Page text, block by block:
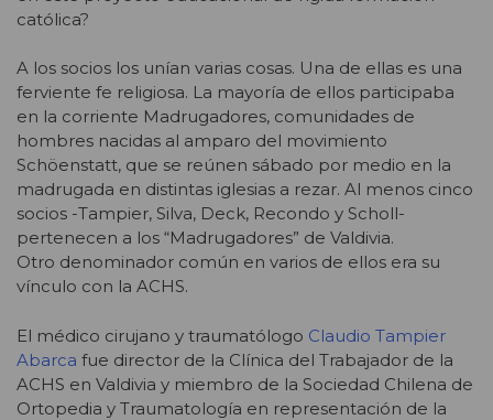
católica?
A los socios los unían varias cosas. Una de ellas es una
ferviente fe religiosa. La mayoría de ellos participaba
en la corriente Madrugadores, comunidades de
hombres nacidas al amparo del movimiento
Schöenstatt, que se reúnen sábado por medio en la
madrugada en distintas iglesias a rezar. Al menos cinco
socios -Tampier, Silva, Deck, Recondo y Scholl-
pertenecen a los “Madrugadores” de Valdivia.
Otro denominador común en varios de ellos era su
vínculo con la ACHS.
El médico cirujano y traumatólogo Claudio Tampier
Abarca fue director de la Clínica del Trabajador de la
ACHS en Valdivia y miembro de la Sociedad Chilena de
Ortopedia y Traumatología en representación de la